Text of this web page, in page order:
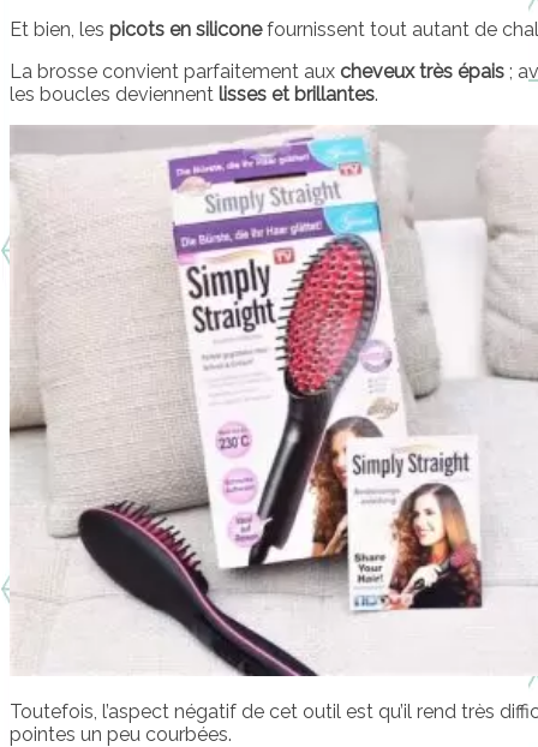
Et bien, les picots en siliconefournissent tout autant de
La brosse convient parfaitement aux cheveux très épais ;
les boucles deviennent lisses et brillantes.
Toutefois, l’aspect négatif de cet outil est qu’il rend très
pointes un peu courbées.